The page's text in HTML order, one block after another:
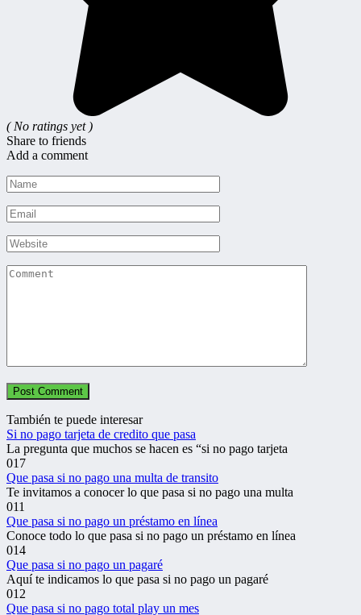
( No ratings yet )
Share to friends
Add a comment
Name
*
Email
*
Website
Comment
También te puede interesar
Si no pago tarjeta de credito que pasa
La pregunta que muchos se hacen es “si no pago tarjeta
017
Que pasa si no pago una multa de transito
Te invitamos a conocer lo que pasa si no pago una multa
011
Que pasa si no pago un préstamo en línea
Conoce todo lo que pasa si no pago un préstamo en línea
014
Que pasa si no pago un pagaré
Aquí te indicamos lo que pasa si no pago un pagaré
012
Que pasa si no pago total play un mes